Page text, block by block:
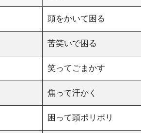
頭をかいて困る
苦笑いで困る
笑ってごまかす
焦って汗かく
困って頭ポリポリ